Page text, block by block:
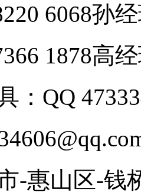
6068孙
1878高
：QQ
-惠山区-钱